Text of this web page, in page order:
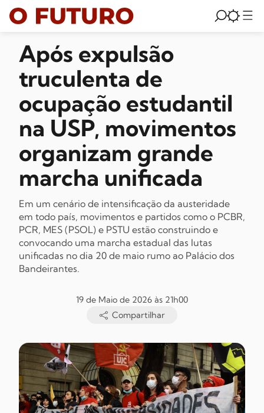
Após expulsão
truculenta de
ocupação estudantil
na USP, movimentos
organizam grande
marcha unificada
Em um cenário de intensificação da austeridade
em todo país, movimentos e partidos como o PCBR,
PCR, MES (PSOL) e PSTU estão construindo e
convocando uma marcha estadual das lutas
unificadas no dia 20 de maio rumo ao Palácio dos
Bandeirantes.
19 de Maio de 2026 às 21h00
Compartilhar